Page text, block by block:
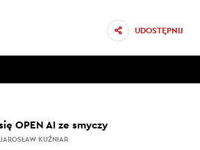
UDOSTĘPNIJ
OPEN AI ze smyczy
KUŹNIAR